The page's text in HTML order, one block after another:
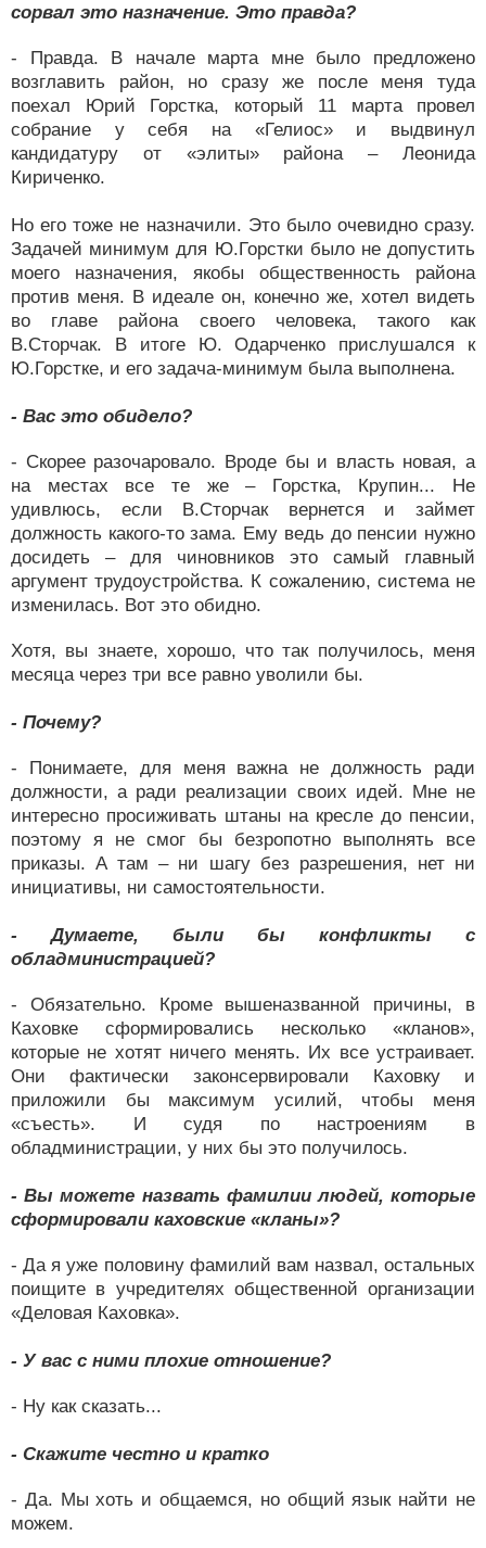
сорвал это назначение. Это правда?
- Правда. В начале марта мне было предложено
возглавить район, но сразу же после меня туда
поехал Юрий Горстка, который 11 марта провел
собрание у себя на «Гелиос» и выдвинул
кандидатуру от «элиты» района – Леонида
Кириченко.
Но его тоже не назначили. Это было очевидно сразу.
Задачей минимум для Ю.Горстки было не допустить
моего назначения, якобы общественность района
против меня. В идеале он, конечно же, хотел видеть
во главе района своего человека, такого как
В.Сторчак. В итоге Ю. Одарченко прислушался к
Ю.Горстке, и его задача-минимум была выполнена.
- Вас это обидело?
- Скорее разочаровало. Вроде бы и власть новая, а
на местах все те же – Горстка, Крупин... Не
удивлюсь, если В.Сторчак вернется и займет
должность какого-то зама. Ему ведь до пенсии нужно
досидеть – для чиновников это самый главный
аргумент трудоустройства. К сожалению, система не
изменилась. Вот это обидно.
Хотя, вы знаете, хорошо, что так получилось, меня
месяца через три все равно уволили бы.
- Почему?
- Понимаете, для меня важна не должность ради
должности, а ради реализации своих идей. Мне не
интересно просиживать штаны на кресле до пенсии,
поэтому я не смог бы безропотно выполнять все
приказы. А там – ни шагу без разрешения, нет ни
инициативы, ни самостоятельности.
- Думаете, были бы конфликты с
обладминистрацией?
- Обязательно. Кроме вышеназванной причины, в
Каховке сформировались несколько «кланов»,
которые не хотят ничего менять. Их все устраивает.
Они фактически законсервировали Каховку и
приложили бы максимум усилий, чтобы меня
«съесть». И судя по настроениям в
обладминистрации, у них бы это получилось.
- Вы можете назвать фамилии людей, которые
сформировали каховские «кланы»?
- Да я уже половину фамилий вам назвал, остальных
поищите в учредителях общественной организации
«Деловая Каховка».
- У вас с ними плохие отношение?
- Ну как сказать...
- Скажите честно и кратко
- Да. Мы хоть и общаемся, но общий язык найти не
можем.